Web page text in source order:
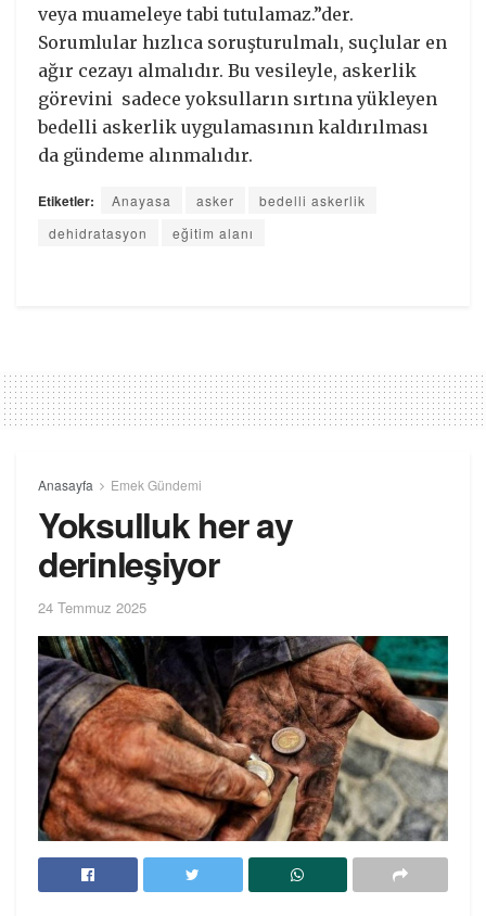
veya muameleye tabi tutulamaz.”der.
Sorumlular hızlıca soruşturulmalı, suçlular en
ağır cezayı almalıdır. Bu vesileyle, askerlik
görevini sadece yoksulların sırtına yükleyen
bedelli askerlik uygulamasının kaldırılması
da gündeme alınmalıdır.
Etiketler: Anayasa asker
bedelli askerlik
dehidratasyon
eğitim alanı
Anasayfa Emek Gündemi
Yoksulluk her ay
derinleşiyor
24 Temmuz 2025